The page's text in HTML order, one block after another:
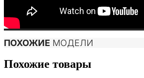
ПОХОЖИЕ МОДЕЛИ
Похожие товары